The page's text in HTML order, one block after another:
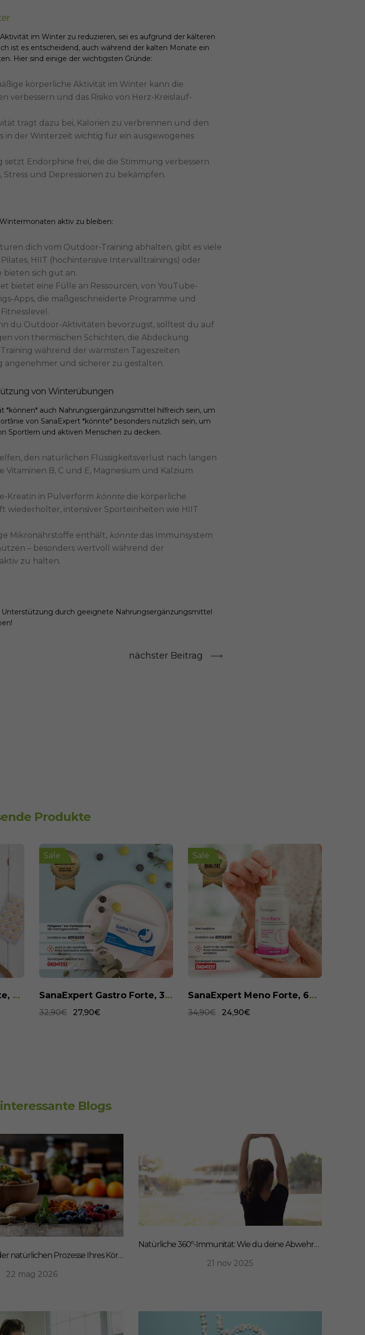
im Winter zu reduzieren, sei es aufgrund der kälteren
ist es entscheidend, auch während der kalten Monate ein
Hier sind einige der wichtigsten Gründe:
körperliche Aktivität im Winter kann die
verbessern und das Risiko von Herz-Kreislauf-
trägt dazu bei, Kalorien zu verbrennen und den
in der Winterzeit wichtig für ein ausgewogenes
setzt Endorphine frei, die die Stimmung verbessern
und Depressionen zu bekämpfen.
aktiv zu bleiben:
dich vom Outdoor-Training abhalten, gibt es viele
HIIT (hochintensive Intervalltrainings) oder
sich gut an.
bietet eine Fülle an Ressourcen, von YouTube-
Apps, die maßgeschneiderte Programme und
du Outdoor-Aktivitäten bevorzugst, solltest du auf
von thermischen Schichten, die Abdeckung
während der wärmsten Tageszeiten
angenehmer und sicherer zu gestalten.
von Winterübungen
*können* auch Nahrungsergänzungsmittel hilfreich sein, um
von SanaExpert *könnte* besonders nützlich sein, um
Sportlern und aktiven Menschen zu decken.
den natürlichen Flüssigkeitsverlust nach langen
B, C und E, Magnesium und Kalzium
Kreatin in Pulverform könnte die körperliche
wiederholter, intensiver Sporteinheiten wie HIIT
Mikronährstoffe enthält, könnte das Immunsystem
– besonders wertvoll während der
zu halten.
durch geeignete Nahrungsergänzungsmittel
nächster Beitrag
Produkte
SanaExpert Immun Forte, 90 Kapseln
Sale
SanaExpert Gastro Forte, 30 Kapseln
32,90€ 27,90€
Sale
SanaExpert Meno Forte, 60 Kapseln
34,90€ 24,90€
Blogs
Unterstützung der natürlichen Prozesse Ihres Körpers: Ein ganzheitlicher Ansatz für Ernährung
22 mag 2026
Natürliche 360º-Immunität: Wie du deine Abwehrkräfte von innen stärkst
21 nov 2025